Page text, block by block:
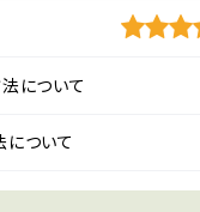
について
について